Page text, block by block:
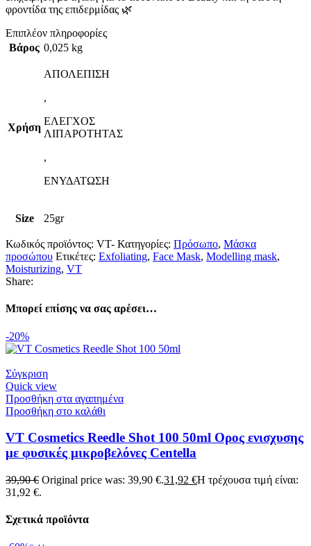
φροντίδα της επιδερμίδας 🌿
Επιπλέον πληροφορίες
Βάρος 0,025 kg
Χρήση
ΑΠΟΛΕΠΙΣΗ
,
ΕΛΕΓΧΟΣ
ΛΙΠΑΡΟΤΗΤΑΣ
,
ΕΝΥΔΑΤΩΣΗ
Size 25gr
Κωδικός προϊόντος: VT- Κατηγορίες: Πρόσωπο, Μάσκα
προσώπου Ετικέτες: Exfoliating, Face Mask, Modelling mask,
Moisturizing, VT
Share:
Μπορεί επίσης να σας αρέσει…
-20%
Σύγκριση
Quick view
Προσθήκη στα αγαπημένα
Προσθήκη στο καλάθι
VT Cosmetics Reedle Shot 100 50ml Ορος ενισχυσης
με φυσικές μικροβελόνες Centella
39,90€ Original price was: 39,90 €.31,92 €Η τρέχουσα τιμή είναι:
31,92 €.
Σχετικά προϊόντα